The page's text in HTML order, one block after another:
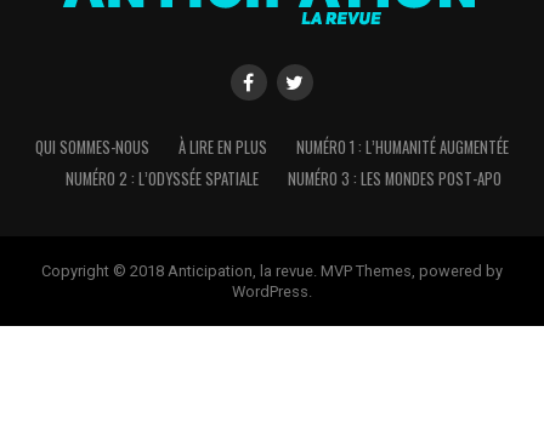
QUI SOMMES-NOUS À LIRE EN PLUS
NUMÉRO 1 : L’HUMANITÉ AUGMENTÉE
NUMÉRO 2 : L’ODYSSÉE SPATIALE
NUMÉRO 3 : LES MONDES POST-APO
Copyright © 2018 Anticipation, la revue. MVP Themes, powered by
WordPress.